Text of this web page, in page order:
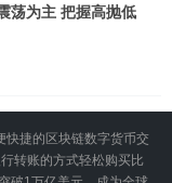
荡为主 把握高抛低
快捷的区块链数字货币交
转账的方式轻松购买比